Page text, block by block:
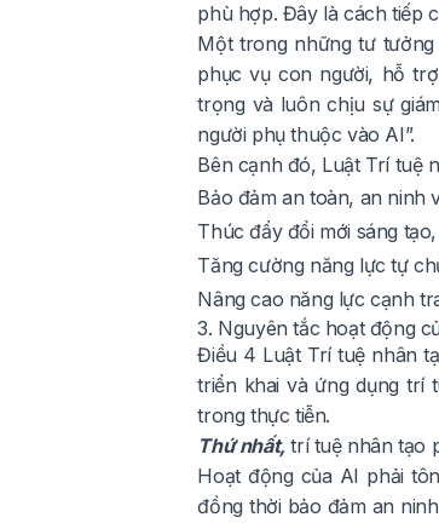
phù hợp. Đây là cách tiếp
Một trong những tư
phục vụ con người, hỗ
trọng và luôn chịu sự
người phụ thuộc vào AI”.
Bên cạnh đó, Luật Trí tuệ
Bảo đảm an toàn, an ninh
Thúc đẩy đổi mới sáng
Tăng cường năng lực tự
Nâng cao năng lực cạnh
3. Nguyên tắc hoạt động
Điều 4 Luật Trí tuệ nhân
triển khai và ứng dụng trí
trong thực tiễn.
Thứ nhất,trí tuệ nhân tạo
Hoạt động của AI phải
đồng thời bảo đảm an